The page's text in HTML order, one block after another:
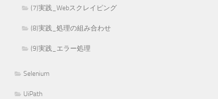
(7)実践_Webスクレイピング
(8)実践_処理の組み合わせ
(9)実践_エラー処理
Selenium
UiPath